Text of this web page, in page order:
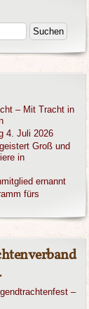
– Mit Tracht in
4. Juli 2026
Groß und
in
ernannt
fürs
–